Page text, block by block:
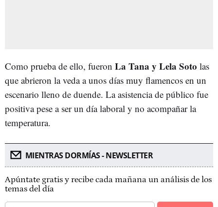
Como prueba de ello, fueron La Tana y Lela Soto las
que abrieron la veda a unos días muy flamencos en un
escenario lleno de duende. La asistencia de público fue
positiva pese a ser un día laboral y no acompañar la
temperatura.
MIENTRAS DORMÍAS - NEWSLETTER
Apúntate gratis y recibe cada mañana un análisis de los
temas del día